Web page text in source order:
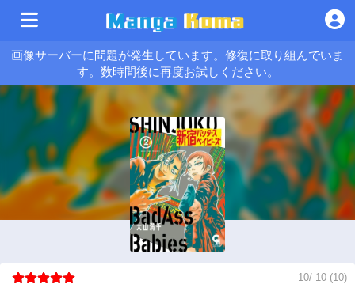
画像サーバーに問題が発生しています。修復に取り組んでいま
す。数時間後に再度お試しください。
10/ 10 (10)